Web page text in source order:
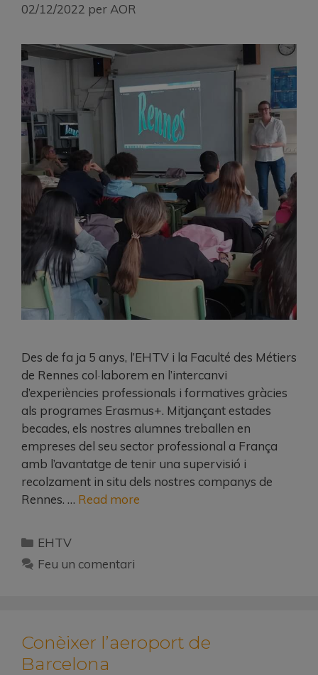
02/12/2022 per AOR
Des de fa ja 5 anys, l’EHTV i la Faculté des Métiers
de Rennes col·laborem en l’intercanvi
d’experiències professionals i formatives gràcies
als programes Erasmus+. Mitjançant estades
becades, els nostres alumnes treballen en
empreses del seu sector professional a França
amb l’avantatge de tenir una supervisió i
recolzament in situ dels nostres companys de
Rennes. … Read more
EHTV
Feu un comentari
Conèixer l’aeroport de
Barcelona